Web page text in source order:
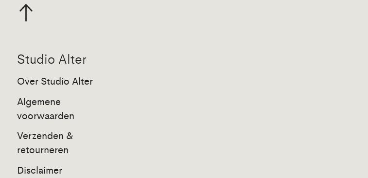
Studio Alter
Over Studio Alter
Algemene
voorwaarden
Verzenden &
retourneren
Disclaimer